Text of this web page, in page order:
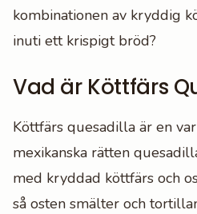
kombinationen av kryddig
inuti ett krispigt bröd?
Vad är Köttfärs
Köttfärs quesadilla är en
mexikanska rätten
med kryddad köttfärs och
så osten smälter och